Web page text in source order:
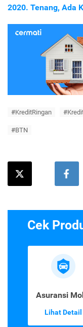
2020. Tenang, Ada
#KreditRingan
#BTN
Cek
Asuransi
Lihat Detail